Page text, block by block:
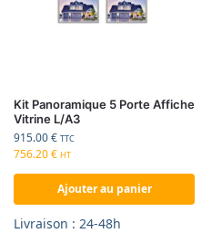
Kit Panoramique 5 Porte Affiche
Vitrine L/A3
915.00€ TTC
756.20€ HT
Ajouter au panier
Livraison : 24-48h